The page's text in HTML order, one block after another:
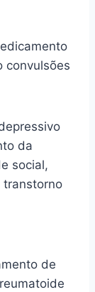
convulsões
da
social,
transtorno
de